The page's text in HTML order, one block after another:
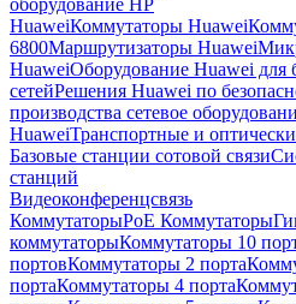
HuaweiКоммутаторы Huawei
6800Маршрутизаторы Huawei
HuaweiОборудование Huawei для
сетейРешения Huawei по
производства сетевое
HuaweiТранспортные и
Базовые станции сотовой связи
станций
Видеоконференцсвязь
КоммутаторыPoE Коммутаторы
коммутаторыКоммутаторы 10
портовКоммутаторы 2 порта
портаКоммутаторы 4 порта